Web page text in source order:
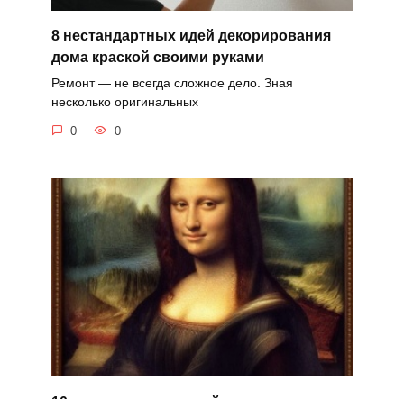
8 нестандартных идей декорирования
дома краской своими руками
Ремонт — не всегда сложное дело. Зная
несколько оригинальных
0 0